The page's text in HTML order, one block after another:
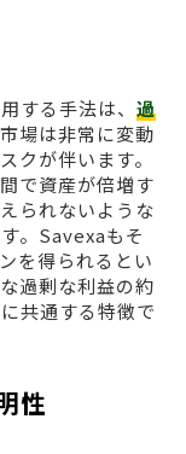
する手法は、 過
場は非常に変動
クが伴います。
で資産が倍増す
られないような
。Savexaもそ
を得られるとい
過剰な利益の約
共通する特徴で
性